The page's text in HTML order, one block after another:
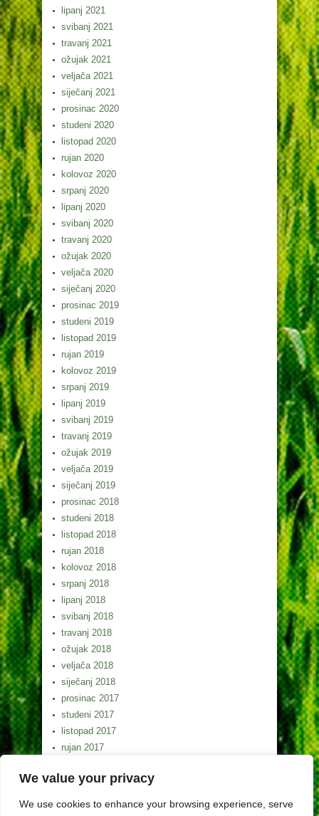
We value your privacy
We use cookies to enhance your browsing experience, serve
lipanj 2021
svibanj 2021
travanj 2021
ožujak 2021
veljača 2021
siječanj 2021
prosinac 2020
studeni 2020
listopad 2020
rujan 2020
kolovoz 2020
srpanj 2020
lipanj 2020
svibanj 2020
travanj 2020
ožujak 2020
veljača 2020
siječanj 2020
prosinac 2019
studeni 2019
listopad 2019
rujan 2019
kolovoz 2019
srpanj 2019
lipanj 2019
svibanj 2019
travanj 2019
ožujak 2019
veljača 2019
siječanj 2019
prosinac 2018
studeni 2018
listopad 2018
rujan 2018
kolovoz 2018
srpanj 2018
lipanj 2018
svibanj 2018
travanj 2018
ožujak 2018
veljača 2018
siječanj 2018
prosinac 2017
studeni 2017
listopad 2017
rujan 2017
srpanj 2017